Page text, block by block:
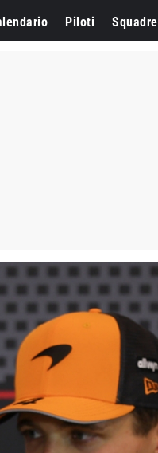
Piloti Squadre